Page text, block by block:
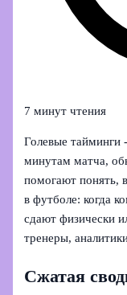
7 минут чтения
Голевые тайминги
минутам матча,
помогают понять,
в футболе: когда
сдают физически
тренеры,
Сжатая